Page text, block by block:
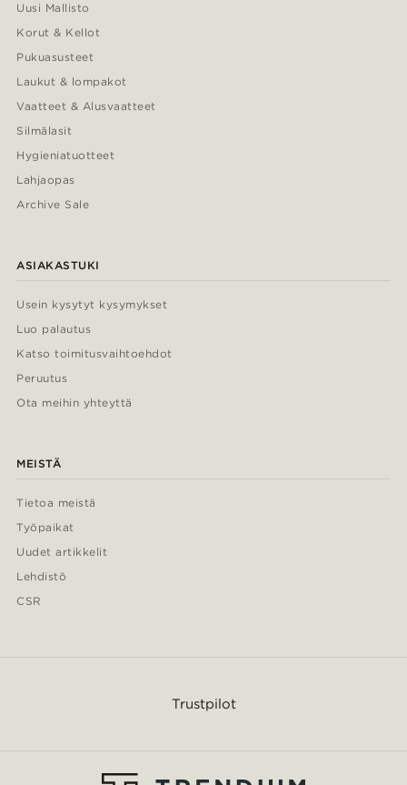
Uusi Mallisto
Korut & Kellot
Pukuasusteet
Laukut & lompakot
Vaatteet & Alusvaatteet
Silmälasit
Hygieniatuotteet
Lahjaopas
Archive Sale
ASIAKASTUKI
Usein kysytyt kysymykset
Luo palautus
Katso toimitusvaihtoehdot
Peruutus
Ota meihin yhteyttä
MEISTÄ
Tietoa meistä
Työpaikat
Uudet artikkelit
Lehdistö
CSR
Trustpilot